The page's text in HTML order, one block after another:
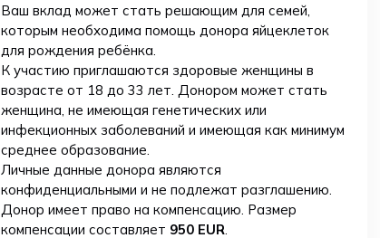
Ваш вклад может стать решающим для семей,
которым необходима помощь донора яйцеклеток
для рождения ребёнка.
К участию приглашаются здоровые женщины в
возрасте от 18 до 33 лет. Донором может стать
женщина, не имеющая генетических или
инфекционных заболеваний и имеющая как минимум
среднее образование.
Личные данные донора являются
конфиденциальными и не подлежат разглашению.
Донор имеет право на компенсацию. Размер
компенсации составляет 950 EUR.